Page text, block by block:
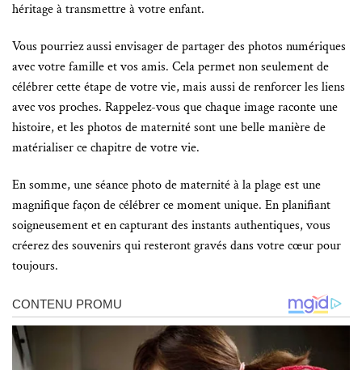
héritage à transmettre à votre enfant.
Vous pourriez aussi envisager de partager des photos numériques
avec votre famille et vos amis. Cela permet non seulement de
célébrer cette étape de votre vie, mais aussi de renforcer les liens
avec vos proches. Rappelez-vous que chaque image raconte une
histoire, et les photos de maternité sont une belle manière de
matérialiser ce chapitre de votre vie.
En somme, une séance photo de maternité à la plage est une
magnifique façon de célébrer ce moment unique. En planifiant
soigneusement et en capturant des instants authentiques, vous
créerez des souvenirs qui resteront gravés dans votre cœur pour
toujours.